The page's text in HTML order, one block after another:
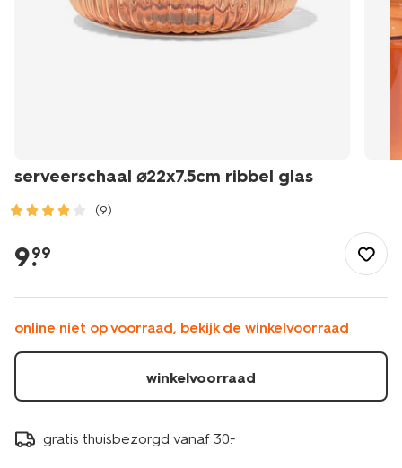
serveerschaal ⌀22x7.5cm ribbel glas
(9)
onderweg/buiten-
eten/buitenservies/serveerschaal-
ribbel-
glas-
41800222.html
9.
99
online niet op voorraad, bekijk de winkelvoorraad
winkelvoorraad
gratis thuisbezorgd vanaf 30.-